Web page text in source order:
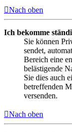
Nach oben
Ich bekomme
Sie können
sendet,
Bereich eine
belästigende
Sie dies auch
betreffenden
versenden.
Nach oben